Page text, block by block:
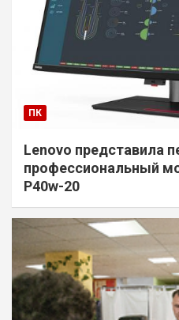
ПК
Lenovo представила
профессиональный
P40w-20